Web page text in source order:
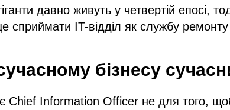
давно живуть у четвертій епосі,
сприймати IT-відділ як службу ремонту
бізнесу
Chief Information Officer не для того,